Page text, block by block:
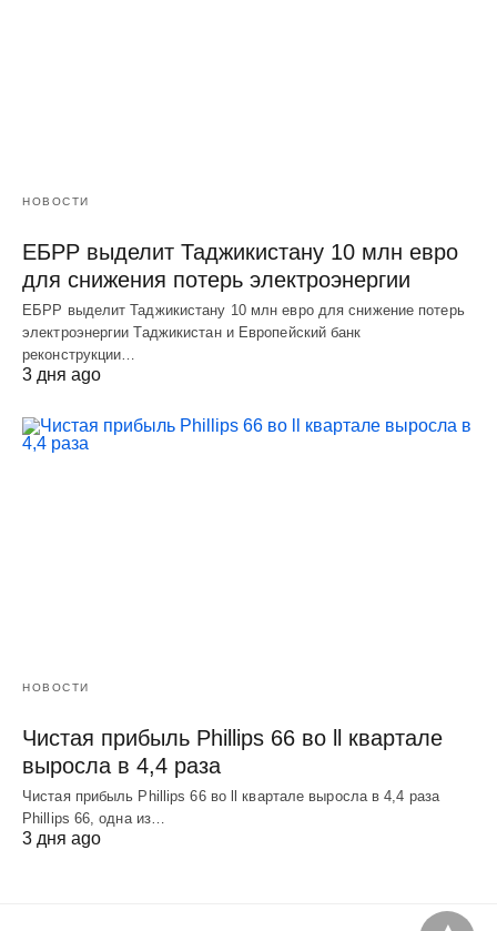
НОВОСТИ
ЕБРР выделит Таджикистану 10 млн евро
для снижения потерь электроэнергии
ЕБРР выделит Таджикистану 10 млн евро для снижение потерь
электроэнергии Таджикистан и Европейский банк
реконструкции…
3 дня ago
НОВОСТИ
Чистая прибыль Phillips 66 во ll квартале
выросла в 4,4 раза
Чистая прибыль Phillips 66 во ll квартале выросла в 4,4 раза
Phillips 66, одна из…
3 дня ago